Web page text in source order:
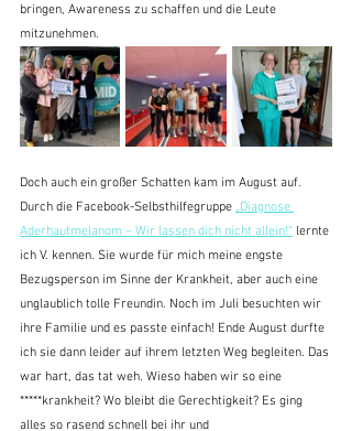
bringen, Awareness zu schaffen und die Leute
mitzunehmen.
Doch auch ein großer Schatten kam im August auf.
Durch die Facebook-Selbsthilfegruppe „Diagnose
Aderhautmelanom – Wir lassen dich nicht allein!“ lernte
ich V. kennen. Sie wurde für mich meine engste
Bezugsperson im Sinne der Krankheit, aber auch eine
unglaublich tolle Freundin. Noch im Juli besuchten wir
ihre Familie und es passte einfach! Ende August durfte
ich sie dann leider auf ihrem letzten Weg begleiten. Das
war hart, das tat weh. Wieso haben wir so eine
*****krankheit? Wo bleibt die Gerechtigkeit? Es ging
alles so rasend schnell bei ihr und